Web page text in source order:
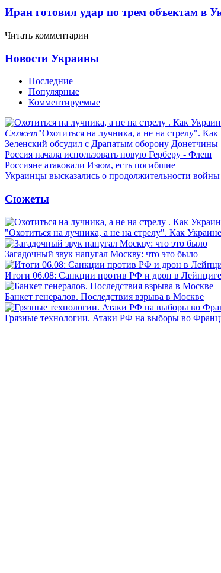
Иран готовил удар по трем объектам в
Читать комментарии
Новости Украины
Последние
Популярные
Комментируемые
Сюжет"Охотиться на лучника, а не на стрелу". Как
Зеленский обсудил с Драпатым оборону Донетчины
Россия начала использовать новую Герберу - Флеш
Россияне атаковали Изюм, есть погибшие
Украинцы высказались о продолжительности
Сюжеты
"Охотиться на лучника, а не на стрелу". Как
Загадочный звук напугал Москву: что это было
Итоги 06.08: Санкции против РФ и дрон в Лейпциге
Банкет генералов. Последствия взрыва в Москве
Грязные технологии. Атаки РФ на выборы во